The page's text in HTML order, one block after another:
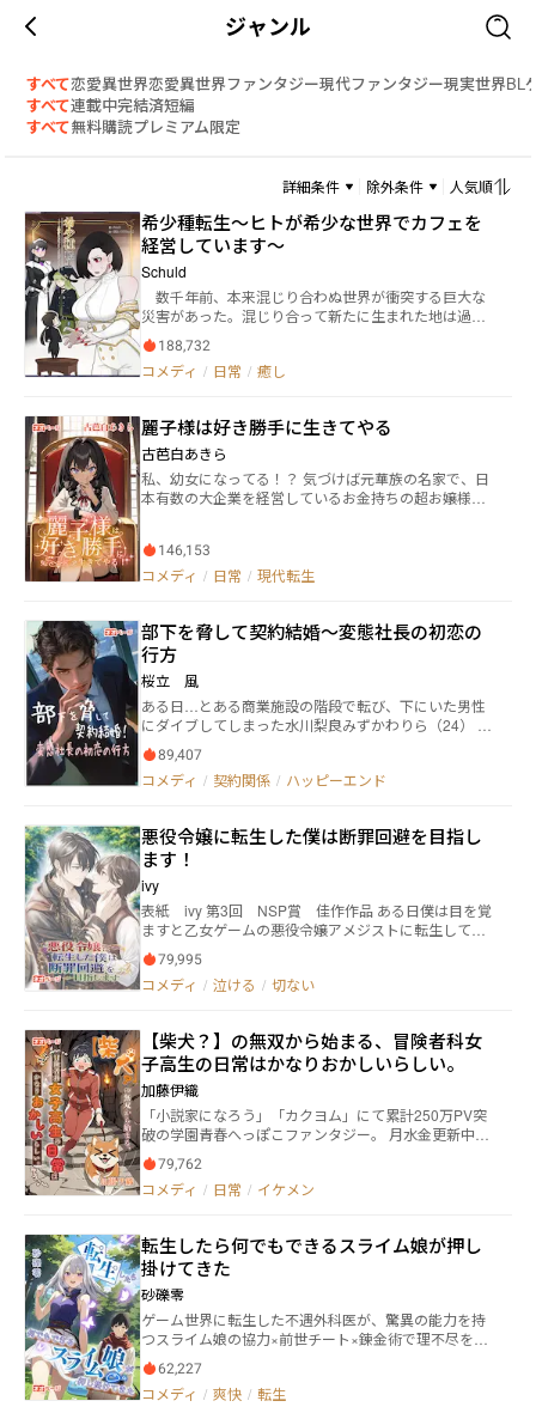
ジャンル
すべて恋愛異世界恋愛異世界ファンタジー現代ファンタジー現実世界BL
すべて連載中完結済短編
すべて無料購読プレミアム限定
詳細条件 除外条件 人気順
希少種転生～ヒトが希少な世界でカフェを
経営しています～
Schuld
数千年前、本来混じり合わぬ世界が衝突する巨大な
災害があった。混じり合って新たに生まれた地は過酷
な環境で高次の種族しか生存が適わず、独自の文化形
態を持って文明を再スタートするしかなかったが、安
定期に入った今、一つの種族が滅びに瀕していた。
併呑されたが、その脆い構造、短い寿命、才ある個体
とそうでない個体の極端な差から徐々に減少。現在の
生存数は十万を割り、最早少数民族と化していた。
一方でヒトは小さくて脆弱ながら、混じり合った世界
の他種族からは「可愛らしい」と呼ばれる容姿から珍
とで癒やされる愛玩動物的な立ち位置だ。 /そんな世
界に転生してしまった一人の男は、祖父からヒトの血
を絶やしてはならぬという遺言を受け取り、僅かな財
即ち、穏健なハーレムを作って人口現象に僅かなりと
も貢献しようという険しい道。そのため、彼は人脈を
築くべく高級カフェを開き、多くの他種族と関わる道
を選ぶ。人外ヒロイン多数の陰謀系ラブコメディー、
これより開幕。 ※9/24/2025より29話移行が有料化対象
となりました。 告知が大変遅れて申し訳ありませ
ん。 一話50円前後に納まると思いますので、続きが
気になる! という方は作者に缶コーヒーでも奢ってや
るつもりでご購入いただけると幸いです。
188,732
コメディ / 日常 / 癒し
麗子様は好き勝手に生きてやる
古芭白あきら
私、幼女になってる！？ 気づけば元華族の名家で、日
本有数の大企業を経営しているお金持ちの超お嬢様、
った超ラッキー！……と思ってた時が私にもありまし
たよ、と。 小学校で出会ったのは、前世で愛読してた
て婚約者の御曹司から婚約破棄され家ごと没落させら
れる悪役お嬢様？ そんなのい～や～だ～。 私はあなた
達に関わらず恋に友情に青春にと人生を謳歌するか
ら、そっちはそっちで勝手にやってちょうだい。っ
て、どうしてあんた達が絡んでくるのよ！ 取り巻きお
嬢様、マンガの登場人物、物語に関係ないモブまで私
の周りにわらわらと。 私は破滅人生を回避して、好き
勝手に生きてやる……はずだったのに、今日もほのぼ
のコメディ生活を送っております。 （この作品はフィ
ノベストリートにも投稿しております（ネオページで
先行投稿しております） ※※※ネオページ連載契約作品
【毎週火・土曜 夜更新】※※※
146,153
コメディ / 日常 / 現代転生
部下を脅して契約結婚〜変態社長の初恋の
行方
桜立 風
ある日…とある商業施設の階段で転び、下にいた男性
にダイブしてしまった水川梨良みずかわりら（24） ひ
どく急いでいて、怪我をしていないか確認できず、咄
嗟にレシートの裏に携帯番号を書いて渡し、立ち去っ
てしまった。 そんな事件を気にする梨良のもとに、お
た祖母からの提案だった。 優しい祖母の気持ちを無視
できず、見合いの席に行く梨良。 ところがそこにいた
のは…あの日階段からダイブして、下敷きにしてしま
った男性。 そしてなんと、自己紹介を聞いて息を呑
む。 kamito食品株式会社 社長 神峠壮介かみとおげそ
うすけ（30） スラリと背が高く、眉目秀麗…麗しき超
イケメンだと社員が噂する…梨良が勤める会社の社長
だったのだ… 当然、お見合いは成立しないと思ったの
に、神峠は愛のない結婚をする気満々。 理由は自身の
ょっと…おかしくない？！ 奇想天外ともいえる変態…
かもしれない社長と、契約結婚することになった梨良
の運命は…？
89,407
コメディ / 契約関係 / ハッピーエンド
悪役令嬢に転生した僕は断罪回避を目指し
ます！
ivy
表紙 ivy ︎︎第3回 NSP賞 佳作作品 ある日僕は目を覚
ますと乙女ゲームの悪役令嬢アメジストに転生してい
た！ でも問題ない。 だって僕はアメジスト推しだった
から。 断罪エンドを回避しようと決意したけど読み慣
れたラノベの世界となんか違うんだよな……？？ 生ま
お話。 公爵邸で光里の世話を焼いてくれる愉快な仲間
達や学園で出会うドS大魔法士のアルフレッド。それ
に婚約者の第三王子に光里と敵対するヒロイン。 皆を
巻き込みながら光里は断罪回避からの悪役令嬢溺愛エ
ンドを目指す！ ※連載再開時にはお知らせしますので
ブクマお願いします
79,995
コメディ / 泣ける / 切ない
【柴犬？】の無双から始まる、冒険者科女
子高生の日常はかなりおかしいらしい。
加藤伊織
「小説家になろう」「カクヨム」にて累計250万PV突
破の学園青春へっぽこファンタジー。 月水金更新中で
す。 サンバ仮面、ダメステアイドル、【柴犬？】いい
え、一番おかしいのは主人公！ これは、ダンジョンが
当たり前にある世界の中で、冒険者科在籍なのにダン
柳川柚香（やながわ ゆずか）は友人と訪れたダンジ
ョンで首輪を付けていない柴犬に出会う。 誰かが連れ
てきたペットの首輪が抜けてしまったのだろうと思っ
た柚香は、ダンジョン配信をしながら柴犬を保護しよ
うとするが、「おいで」と声を掛けて舐められた瞬間
にジョブ【テイマー】と従魔【個体α】を得たという
アナウンスが流れた。 柴犬はめちゃくちゃ可愛い！
でもこれ本当に柴犬なの？ でも柴犬にしか見えない
し！ そして種族を見たらなんと【柴犬？】って！
79,762
コメディ / 日常 / イケメン
転生したら何でもできるスライム娘が押し
掛けてきた
砂礫零
ゲーム世界に転生した不遇外科医が、驚異の能力を持
つスライム娘の協力×前世チート×錬金術で理不尽を切
り抜け、平和な生活を手に入れるまでの物語。もっと
も、最大の理不尽は尽くし系スライム娘がかわいすぎ
て困る点だけど。 【詳しいあらすじ】 ―― 14歳で母親と
62,227
コメディ / 爽快 / 転生